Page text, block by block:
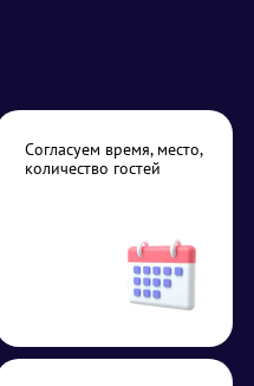
Согласуем время, место,
количество гостей